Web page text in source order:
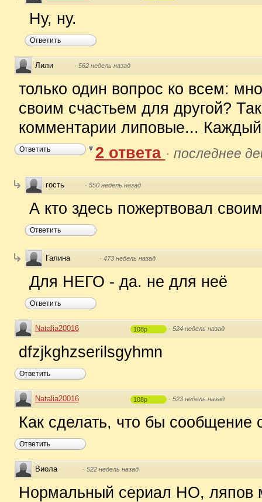
Ну, ну.
Ответить
Лили · 562 недель назад
только один вопрос ко всем:
своим счастьем для другой?
комментарии липовые... Каждый
Ответить 2 ответа · последнее
гость · 550 недель назад
А кто здесь пожертвовал
Ответить
Галина · 473 недель назад
Для НЕГО - да. не для неё
Ответить
Natalia20016 108p · 524 недель назад
dfzjkghzserilsgyhmn
Ответить
Natalia20016 108p · 523 недель назад
Как сделать, что бы сообщение
Ответить
Виола · 522 недель назад
Нормальный сериал НО, ляпов